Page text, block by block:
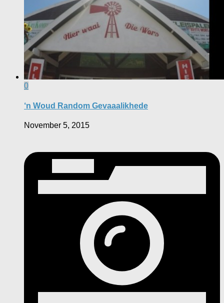
0
‘n Woud Random Gevaaalikhede
November 5, 2015